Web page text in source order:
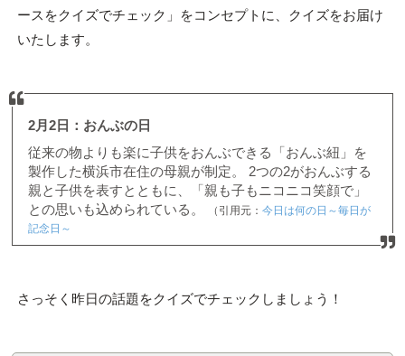
ースをクイズでチェック」をコンセプトに、クイズをお届け
いたします。
2月2日：おんぶの日
従来の物よりも楽に子供をおんぶできる「おんぶ紐」を
製作した横浜市在住の母親が制定。 2つの2がおんぶする
親と子供を表すとともに、「親も子もニコニコ笑顔で」
との思いも込められている。
（引用元： 今日は何の日～毎日が
記念日～
さっそく昨日の話題をクイズでチェックしましょう！